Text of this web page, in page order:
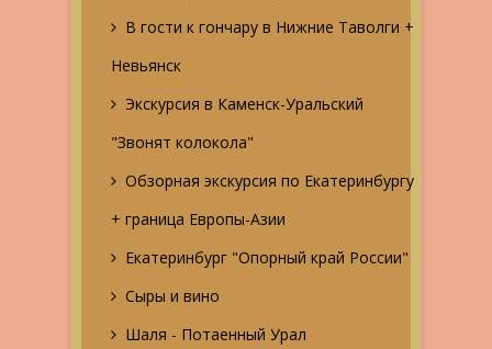
В гости к гончару в Нижние Таволги +
Невьянск
Экскурсия в Каменск-Уральский
"Звонят колокола"
Обзорная экскурсия по Екатеринбургу
+ граница Европы-Азии
Екатеринбург "Опорный край России"
Сыры и вино
Шаля - Потаенный Урал